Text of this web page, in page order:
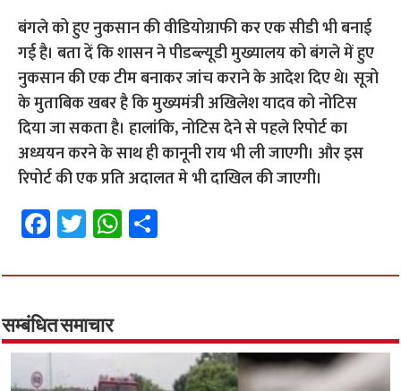
बंगले को हुए नुकसान की वीडियोग्राफी कर एक सीडी भी बनाई
गई है। बता दें कि शासन ने पीडब्ल्यूडी मुख्यालय को बंगले में हुए
नुकसान की एक टीम बनाकर जांच कराने के आदेश दिए थे। सूत्रो
के मुताबिक खबर है कि मुख्यमंत्री अखिलेश यादव को नोटिस
दिया जा सकता है। हालांकि, नोटिस देने से पहले रिपोर्ट का
अध्ययन करने के साथ ही कानूनी राय भी ली जाएगी। और इस
रिपोर्ट की एक प्रति अदालत मे भी दाखिल की जाएगी।
Fa
ce
b
o
o
k
T
wi
tt
er
W
h
at
p
p
ar
सम्बंधित समाचार